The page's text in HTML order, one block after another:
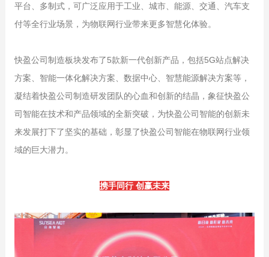
平台、多制式，可广泛应用于工业、城市、能源、交通、汽车支
付等全行业场景，为物联网行业带来更多智慧化体验。
快盈公司制造板块发布了5款新一代创新产品，包括5G站点解决
方案、智能一体化解决方案、数据中心、智慧能源解决方案等，
凝结着快盈公司制造研发团队的心血和创新的结晶，象征快盈公
司智能在技术和产品领域的全新突破，为快盈公司智能的创新未
来发展打下了坚实的基础，彰显了快盈公司智能在物联网行业领
域的巨大潜力。
携手同行 创赢未来